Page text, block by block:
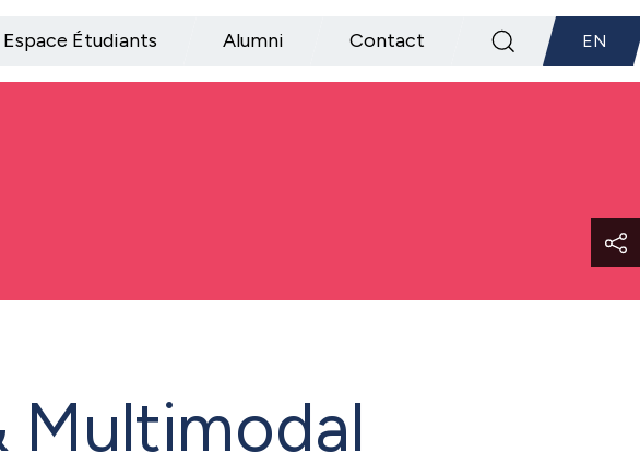
Espace Étudiants Alumni Contact EN
Multimodal